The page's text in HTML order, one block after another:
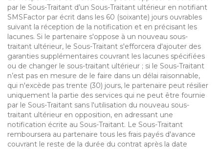
par le Sous-Traitant d’un Sous-Traitant ultérieur en notifiant
SMSFactor par écrit dans les 60 (soixante) jours ouvrables
suivant la réception de la notification et en précisant les
lacunes. Si le partenaire s'oppose à un nouveau sous-
traitant ultérieur, le Sous-Traitant s'efforcera d'ajouter des
garanties supplémentaires couvrant les lacunes spécifiées
ou de changer le sous-traitant ultérieur ; si le Sous-Traitant
n’est pas en mesure de le faire dans un délai raisonnable,
qui n'excède pas trente (30) jours, le partenaire peut résilier
uniquement la partie des services qui ne peut être fournie
par le Sous-Traitant sans l'utilisation du nouveau sous-
traitant ultérieur en opposition, en adressant une
notification écrite au Sous-Traitant. Le Sous-Traitant
remboursera au partenaire tous les frais payés d'avance
couvrant le reste de la durée du contrat après la date